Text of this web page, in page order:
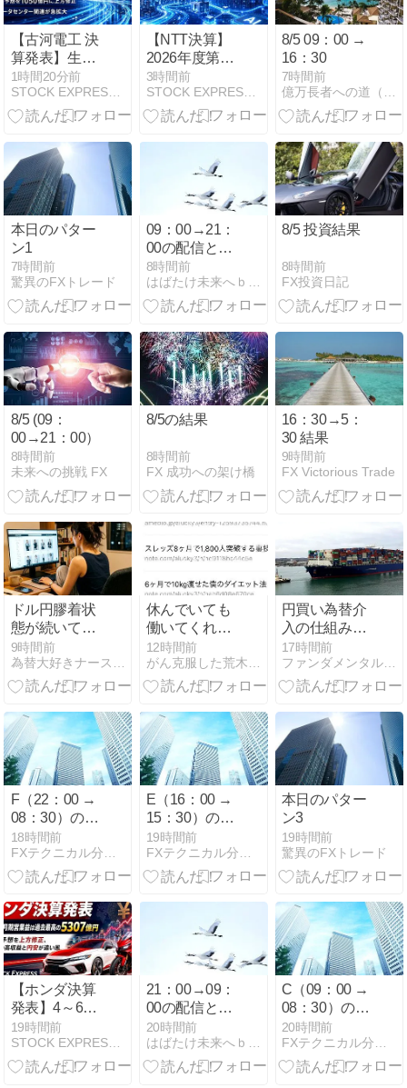
【古河電工 決
算発表】生成
AI需要で最高
益更新へ！純
利益予想を
方修正、光・
データセンタ
ー関連が急拡
大
1時間20分前
STOCK EXPRESS【株式特急】
【NTT決算】
2026年度第1
四半期は過去
最高の売上
高！全事業が
の成長投資も
3時間前
STOCK EXPRESS【株式特急】
8/5 09：00 →
16：30
7時間前
億万長者への道（FX）
本日のパター
ン1
7時間前
驚異のFXトレード
09：00→21：
00の配信と前
営業日の09：
00→21：00の
結果
8時間前
はばたけ未来へｂｙ為替
8/5 投資結果
8時間前
FX投資日記
8/5 (09：
00→21：00）
8時間前
未来への挑戦 FX
8/5の結果
8時間前
FX 成功への架け橋
16：30→5：
30 結果
9時間前
FX Victorious Trade
ドル円膠着状
態が続いてい
るが…
9時間前
休んでいても
働いてくれ
る、これがス
レッズ！
12時間前
円買い為替介
入の仕組み｜
ドル円が急落
する理由と確
認方法
17時間前
ファンダメンタルズFX
F（22：00 →
08：30）の結
果！！byドル
18時間前
E（16：00 →
15：30）の結
果！！byドル
19時間前
本日のパター
ン3
19時間前
驚異のFXトレード
【ホンダ決算
発表】4～6月
期営業益は過
去最高の5307
億円 通期予想
19時間前
STOCK EXPRESS【株式特急】
21：00→09：
00の配信と前
営業日の21：
00→09：00の
結果
20時間前
C（09：00 →
08：30）の結
果！！byドル
20時間前